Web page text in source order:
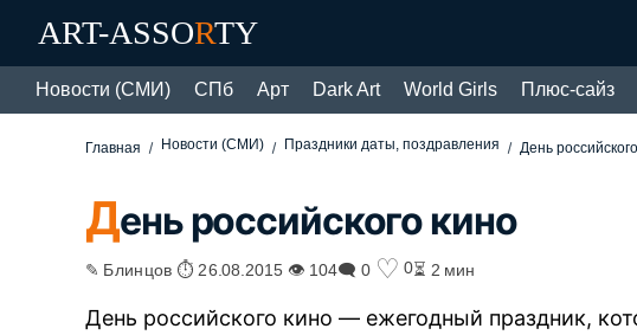
ART-ASSORTY
Новости (СМИ) СПб Арт Dark Art World Girls Плюс-сайз
Главная Новости (СМИ) Праздники даты, поздравления День
День российского кино
✎ Блинцов ⏱ 26.08.2015 👁 104🗨 0 ♡ 0⏳ 2 мин
День российского кино — ежегодный праздник,